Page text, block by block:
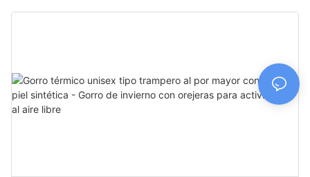
Gorro de trampero acolchado y cálido